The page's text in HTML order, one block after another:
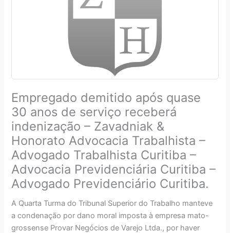
Empregado demitido após quase
30 anos de serviço receberá
indenização – Zavadniak &
Honorato Advocacia Trabalhista –
Advogado Trabalhista Curitiba –
Advocacia Previdenciária Curitiba –
Advogado Previdenciário Curitiba.
A Quarta Turma do Tribunal Superior do Trabalho manteve
a condenação por dano moral imposta à empresa mato-
grossense Provar Negócios de Varejo Ltda., por haver